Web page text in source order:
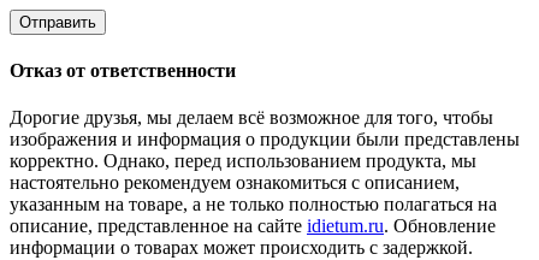
Отказ от ответственности
Дорогие друзья, мы делаем всё возможное для того, чтобы
изображения и информация о продукции были представлены
корректно. Однако, перед использованием продукта, мы
настоятельно рекомендуем ознакомиться с описанием,
указанным на товаре, а не только полностью полагаться на
описание, представленное на сайте idietum.ru. Обновление
информации о товарах может происходить с задержкой.